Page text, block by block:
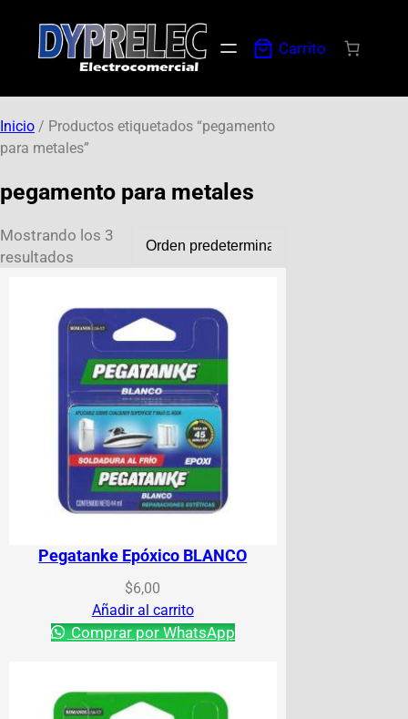
Carrito
Inicio / Productos etiquetados “pegamento
para metales”
pegamento para metales
Mostrando los 3
resultados
Pegatanke Epóxico BLANCO
$6,00
Añadir al carrito
Comprar por WhatsApp